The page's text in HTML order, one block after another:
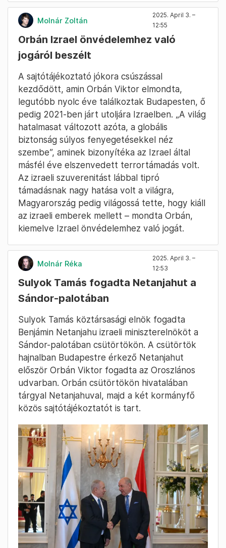
Molnár Zoltán
2025. April 3. –
12:55
Orbán Izrael önvédelemhez való
jogáról beszélt
A sajtótájékoztató jókora csúszással
kezdődött, amin Orbán Viktor elmondta,
legutóbb nyolc éve találkoztak Budapesten, ő
pedig 2021-ben járt utoljára Izraelben. „A világ
hatalmasat változott azóta, a globális
biztonság súlyos fenyegetésekkel néz
szembe”, aminek bizonyítéka az Izrael által
másfél éve elszenvedett terrortámadás volt.
Az izraeli szuverenitást lábbal tipró
támadásnak nagy hatása volt a világra,
Magyarország pedig világossá tette, hogy kiáll
az izraeli emberek mellett – mondta Orbán,
kiemelve Izrael önvédelemhez való jogát.
Molnár Réka
2025. April 3. –
12:53
Sulyok Tamás fogadta Netanjahut a
Sándor-palotában
Sulyok Tamás köztársasági elnök fogadta
Benjámin Netanjahu izraeli miniszterelnököt a
Sándor-palotában csütörtökön. A csütörtök
hajnalban Budapestre érkező Netanjahut
először Orbán Viktor fogadta az Oroszlános
udvarban. Orbán csütörtökön hivatalában
tárgyal Netanjahuval, majd a két kormányfő
közös sajtótájékoztatót is tart.